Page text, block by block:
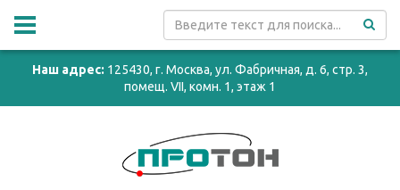
Наш адрес: 125430, г. Москва, ул. Фабричная, д. 6, стр. 3,
помещ. VII, комн. 1, этаж 1